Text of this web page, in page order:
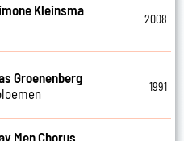
Kleinsma
2008
Groenenberg
1991
Men Chorus